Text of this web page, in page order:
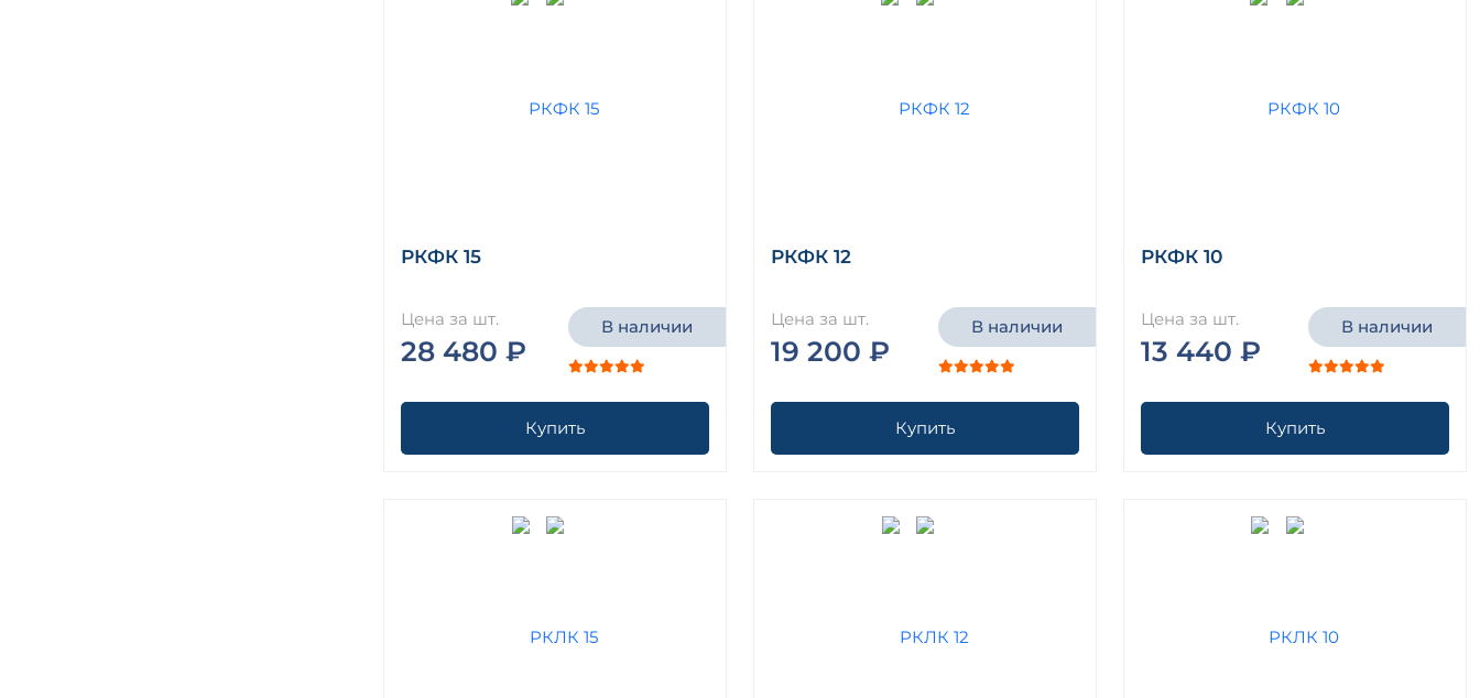
РКФК 15
Цена за шт.
28 480 ₽
В наличии
Купить
РКФК 12
Цена за шт.
19 200 ₽
В наличии
Купить
РКФК 10
Цена за шт.
13 440 ₽
В наличии
Купить